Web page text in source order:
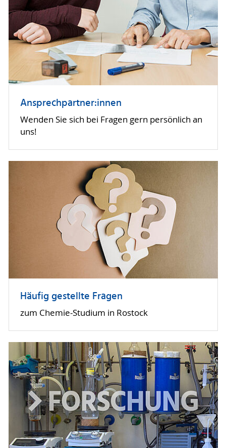
Ansprechpartner:innen
Wenden Sie sich bei Fragen gern persönlich an
uns!
Häufig gestellte Fragen
zum Chemie-Studium in Rostock